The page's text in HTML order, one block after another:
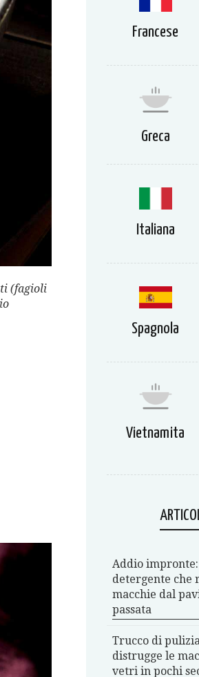
(fagioli
Francese
Greca
Italiana
Spagnola
Vietnamita
Addio
detergente che
macchie dal
passata
Trucco di
distrugge le
vetri in pochi